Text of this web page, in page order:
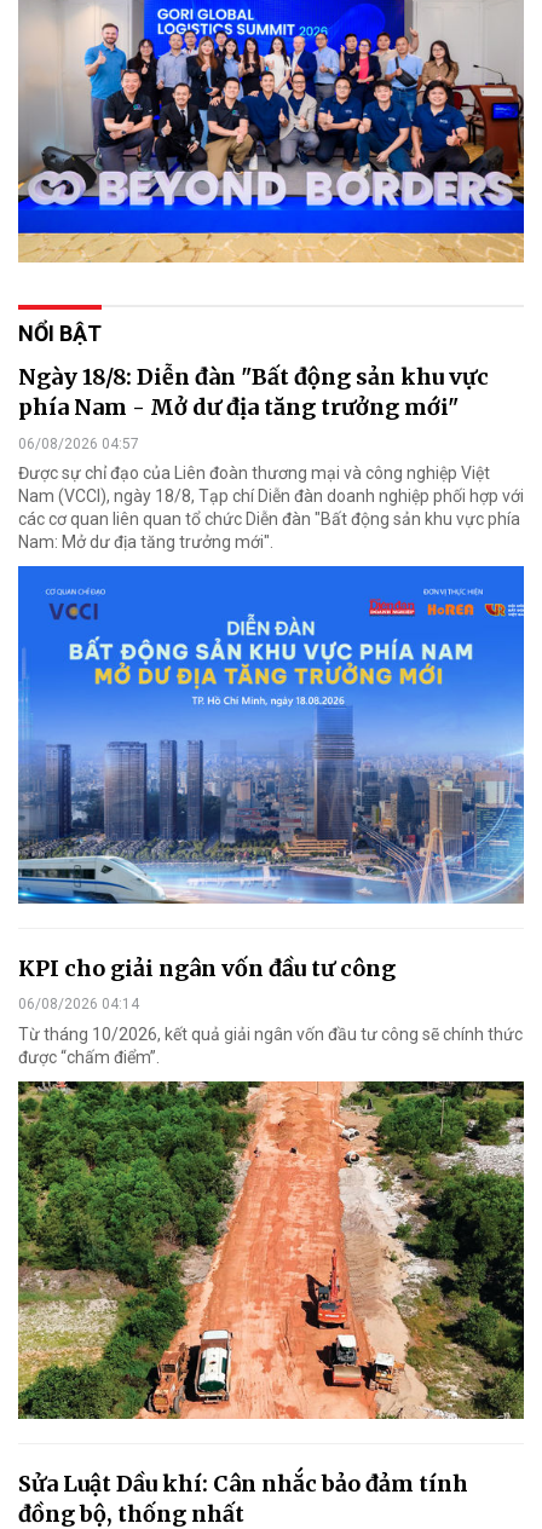
NỔI BẬT
Ngày 18/8: Diễn đàn "Bất động sản khu vực
phía Nam - Mở dư địa tăng trưởng mới"
06/08/2026 04:57
Được sự chỉ đạo của Liên đoàn thương mại và công nghiệp Việt
Nam (VCCI), ngày 18/8, Tạp chí Diễn đàn doanh nghiệp phối hợp với
các cơ quan liên quan tổ chức Diễn đàn "Bất động sản khu vực phía
Nam: Mở dư địa tăng trưởng mới".
KPI cho giải ngân vốn đầu tư công
06/08/2026 04:14
Từ tháng 10/2026, kết quả giải ngân vốn đầu tư công sẽ chính thức
được “chấm điểm”.
Sửa Luật Dầu khí: Cân nhắc bảo đảm tính
đồng bộ, thống nhất